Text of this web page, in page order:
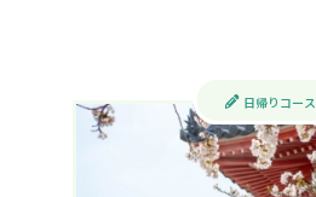
日帰りコース